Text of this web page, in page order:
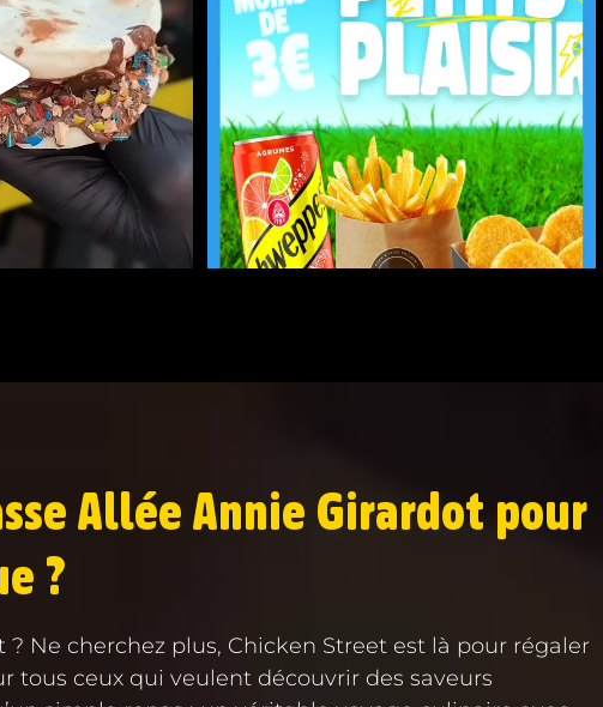
Allée Annie Girardot pour
?
Ne cherchez plus, Chicken Street est là pour régaler
tous ceux qui veulent découvrir des saveurs